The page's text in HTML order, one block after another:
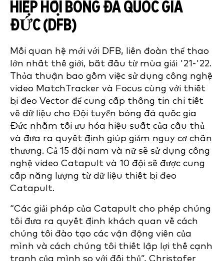
HIỆP HỘI BÓNG ĐÁ QUỐC GIA
ĐỨC (DFB)
Mối quan hệ mới với DFB, liên đoàn thể thao
lớn nhất thế giới, bắt đầu từ mùa giải '21-'22.
Thỏa thuận bao gồm việc sử dụng công nghệ
video MatchTracker và Focus cùng với thiết
bị đeo Vector để cung cấp thông tin chi tiết
về dữ liệu cho Đội tuyển bóng đá quốc gia
Đức nhằm tối ưu hóa hiệu suất của cầu thủ
và đưa ra quyết định giúp giảm nguy cơ chấn
thương. Cả 15 đội nam và nữ sẽ sử dụng công
nghệ video Catapult và 10 đội sẽ được cung
cấp năng lượng từ dữ liệu thiết bị đeo
Catapult.
“Các giải pháp của Catapult cho phép chúng
tôi đưa ra quyết định khách quan về cách
chúng tôi đào tạo các vận động viên của
mình và cách chúng tôi thiết lập lợi thế cạnh
tranh của mình so với đối thủ”, Christofer